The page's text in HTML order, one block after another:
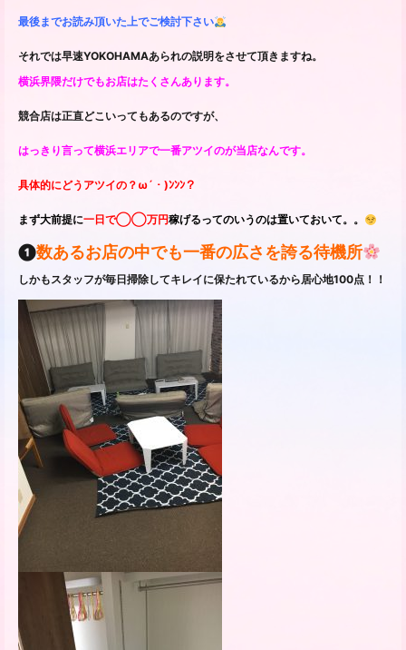
最後までお読み頂いた上でご検討下さい
それでは早速YOKOHAMAあられの説明をさせて頂きますね。
横浜界隈だけでもお店はたくさんあります。
競合店は正直どこいってもあるのですが、
はっきり言って横浜エリアで一番アツイのが当店なんです。
具体的にどうアツイの？ω´・)ﾝﾝﾝ？
まず大前提に一日で◯◯万円稼げるってのいうのは置いておいて。。
❶数あるお店の中でも一番の広さを誇る待機所
しかもスタッフが毎日掃除してキレイに保たれているから居心地100点！！